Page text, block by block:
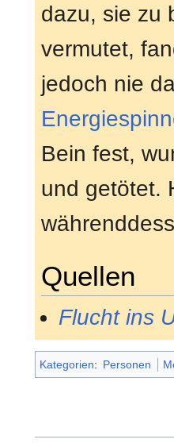
dazu, sie zu
vermutet,
jedoch nie
Bein fest,
und getötet.
Quellen
Flucht ins
Kategorien: Personen